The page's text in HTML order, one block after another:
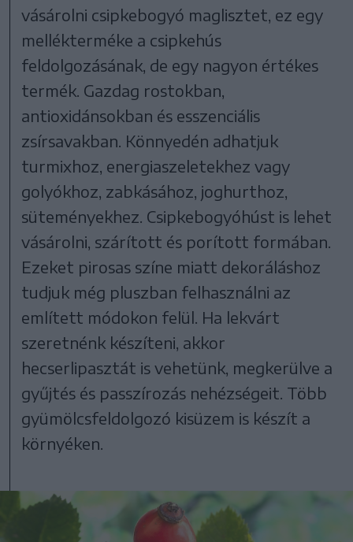
vásárolni csipkebogyó maglisztet, ez egy
mellékterméke a csipkehús
feldolgozásának, de egy nagyon értékes
termék. Gazdag rostokban,
antioxidánsokban és esszenciális
zsírsavakban. Könnyedén adhatjuk
turmixhoz, energiaszeletekhez vagy
golyókhoz, zabkásához, joghurthoz,
süteményekhez. Csipkebogyóhúst is lehet
vásárolni, szárított és porított formában.
Ezeket pirosas színe miatt dekoráláshoz
tudjuk még pluszban felhasználni az
említett módokon felül. Ha lekvárt
szeretnénk készíteni, akkor
hecserlipasztát is vehetünk, megkerülve a
gyűjtés és passzírozás nehézségeit. Több
gyümölcsfeldolgozó kisüzem is készít a
környéken.